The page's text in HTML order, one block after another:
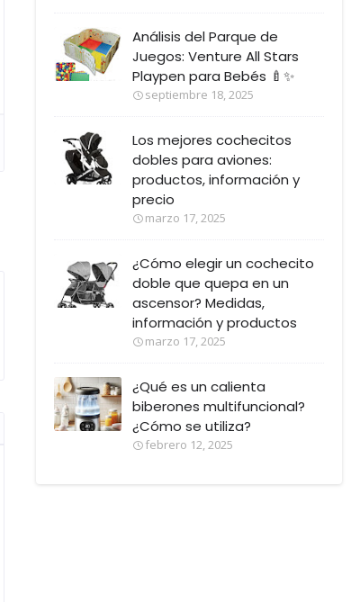
Análisis del Parque de
Juegos: Venture All Stars
Playpen para Bebés 🍼✨
septiembre 18, 2025
Los mejores cochecitos
dobles para aviones:
productos, información y
precio
marzo 17, 2025
¿Cómo elegir un cochecito
doble que quepa en un
ascensor? Medidas,
información y productos
marzo 17, 2025
¿Qué es un calienta
biberones multifuncional?
¿Cómo se utiliza?
febrero 12, 2025